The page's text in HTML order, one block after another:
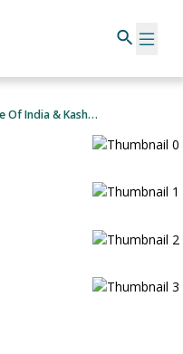
Favorite Golden Triangle Of India & Kashmir Taj-Mahal, Dal Lake & Amer Fortress